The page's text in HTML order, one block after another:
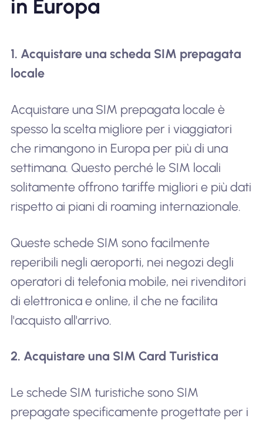
in Europa
1. Acquistare una scheda SIM prepagata
locale
Acquistare una SIM prepagata locale è
spesso la scelta migliore per i viaggiatori
che rimangono in Europa per più di una
settimana. Questo perché le SIM locali
solitamente offrono tariffe migliori e più dati
rispetto ai piani di roaming internazionale.
Queste schede SIM sono facilmente
reperibili negli aeroporti, nei negozi degli
operatori di telefonia mobile, nei rivenditori
di elettronica e online, il che ne facilita
l'acquisto all'arrivo.
2. Acquistare una SIM Card Turistica
Le schede SIM turistiche sono SIM
prepagate specificamente progettate per i